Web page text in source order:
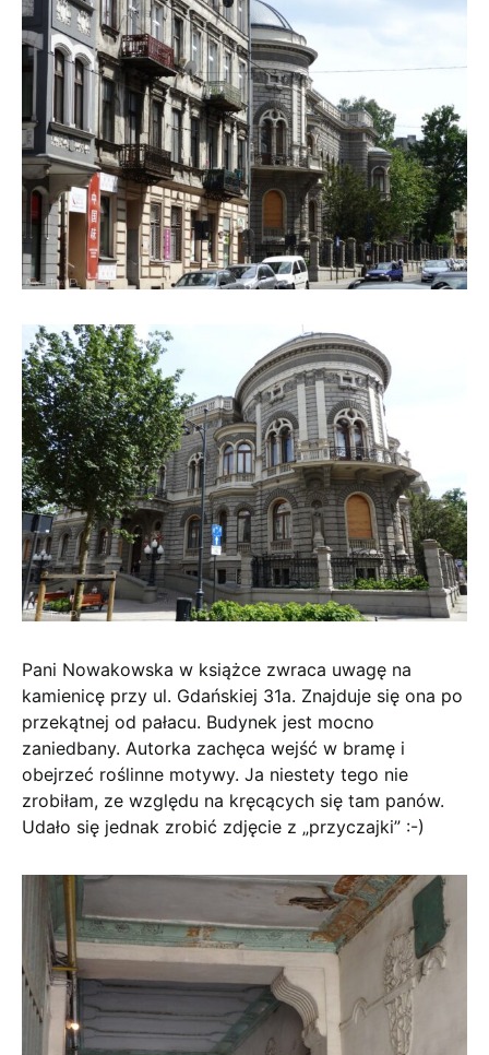
Pani Nowakowska w książce zwraca uwagę na
kamienicę przy ul. Gdańskiej 31a. Znajduje się ona po
przekątnej od pałacu. Budynek jest mocno
zaniedbany. Autorka zachęca wejść w bramę i
obejrzeć roślinne motywy. Ja niestety tego nie
zrobiłam, ze względu na kręcących się tam panów.
Udało się jednak zrobić zdjęcie z „przyczajki” :-)